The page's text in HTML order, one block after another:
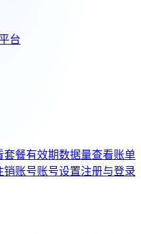
台
套餐有效期数据量查看账单
销账号账号设置注册与登录